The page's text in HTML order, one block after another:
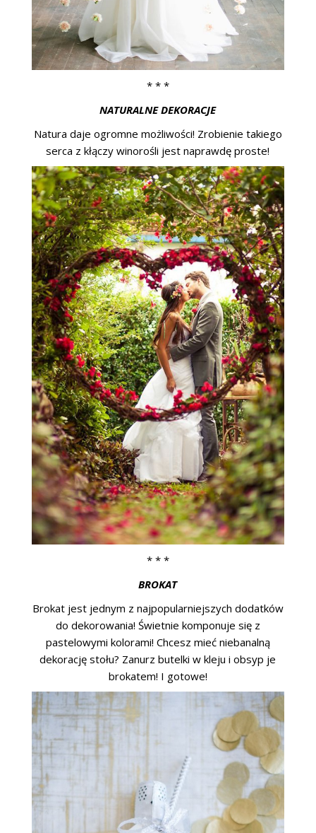
* * *
NATURALNE DEKORACJE
Natura daje ogromne możliwości! Zrobienie takiego
serca z kłączy winorośli jest naprawdę proste!
* * *
BROKAT
Brokat jest jednym z najpopularniejszych dodatków
do dekorowania! Świetnie komponuje się z
pastelowymi kolorami! Chcesz mieć niebanalną
dekorację stołu? Zanurz butelki w kleju i obsyp je
brokatem! I gotowe!